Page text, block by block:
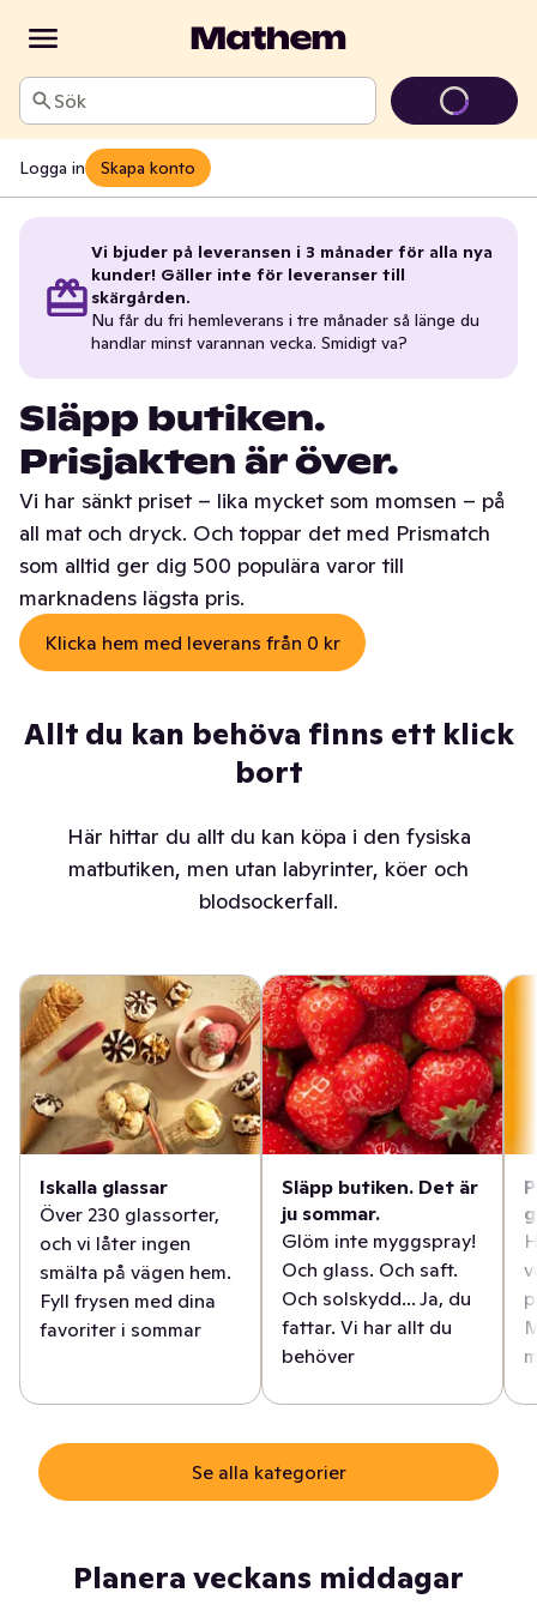
Sök
Logga in Skapa konto
Vi bjuder på leveransen i 3 månader för alla nya
kunder! Gäller inte för leveranser till
skärgården.
Nu får du fri hemleverans i tre månader så länge du
handlar minst varannan vecka. Smidigt va?
Släpp butiken.
Prisjakten är över.
Vi har sänkt priset – lika mycket som momsen – på
all mat och dryck. Och toppar det med Prismatch
som alltid ger dig 500 populära varor till
marknadens lägsta pris.
Klicka hem med leverans från 0 kr
Allt du kan behöva finns ett klick
bort
Här hittar du allt du kan köpa i den fysiska
matbutiken, men utan labyrinter, köer och
blodsockerfall.
Iskalla glassar
Över 230 glassorter,
och vi låter ingen
smälta på vägen hem.
Fyll frysen med dina
favoriter i sommar
Släpp butiken. Det är
ju sommar.
Glöm inte myggspray!
Och glass. Och saft.
Och solskydd... Ja, du
fattar. Vi har allt du
behöver
Se alla kategorier
Planera veckans middagar